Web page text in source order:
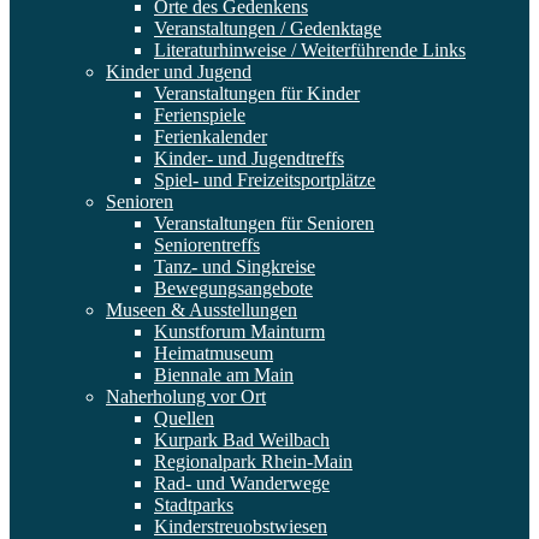
Orte des Gedenkens
Veranstaltungen / Gedenktage
Literaturhinweise / Weiterführende Links
Kinder und Jugend
Veranstaltungen für Kinder
Ferienspiele
Ferienkalender
Kinder- und Jugendtreffs
Spiel- und Freizeitsportplätze
Senioren
Veranstaltungen für Senioren
Seniorentreffs
Tanz- und Singkreise
Bewegungsangebote
Museen & Ausstellungen
Kunstforum Mainturm
Heimatmuseum
Biennale am Main
Naherholung vor Ort
Quellen
Kurpark Bad Weilbach
Regionalpark Rhein-Main
Rad- und Wanderwege
Stadtparks
Kinderstreuobstwiesen